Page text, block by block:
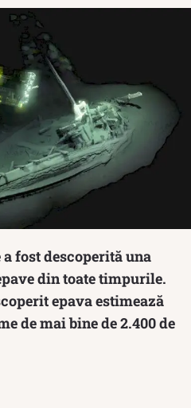
fost descoperită una
din toate timpurile.
epava estimează
de mai bine de 2.400 de